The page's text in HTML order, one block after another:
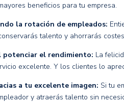
beneficios para tu empresa.
la rotación de empleados:
talento y ahorrarás
potenciar el rendimiento: La
excelente. Y los clientes lo
a tu excelente imagen: Si tu
y atraerás talento sin